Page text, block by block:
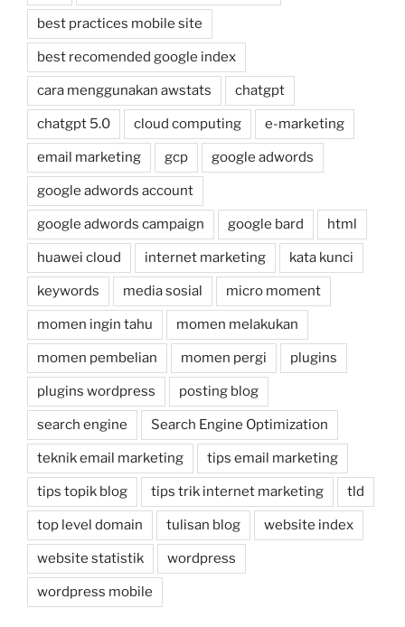
best practices mobile site
best recomended google index
cara menggunakan awstats chatgpt
chatgpt 5.0 cloud computing e-marketing
email marketing gcp google adwords
google adwords account
google adwords campaign google bard html
huawei cloud internet marketing kata kunci
keywords media sosial micro moment
momen ingin tahu momen melakukan
momen pembelian momen pergi plugins
plugins wordpress posting blog
search engine Search Engine Optimization
teknik email marketing tips email marketing
tips topik blog tips trik internet marketing tld
top level domain tulisan blog website index
website statistik wordpress
wordpress mobile